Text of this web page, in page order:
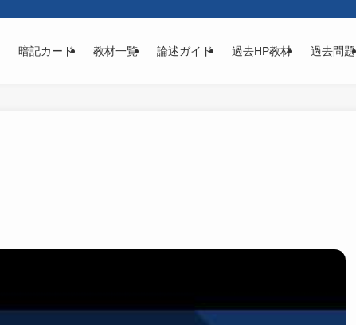
暗記カード 教材一覧 論述ガイド 過去HP教材 過去問題